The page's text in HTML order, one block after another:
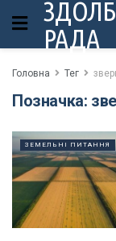
РАДА
Головна Тег
Позначка:
ЗЕМЕЛЬНІ ПИТАННЯ